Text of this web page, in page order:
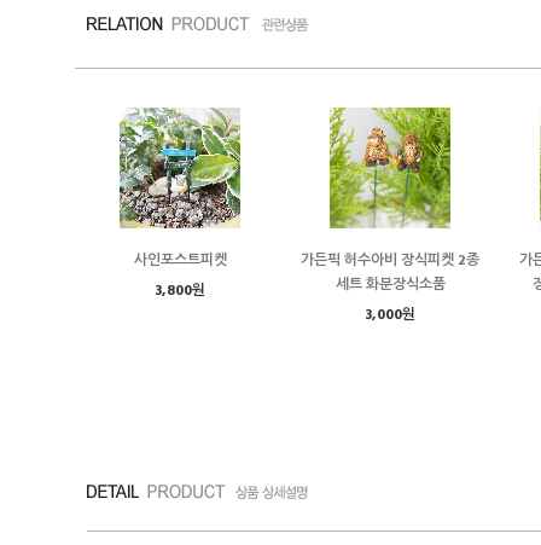
사인포스트피켓
3,800원
가든픽 허수아비 장식피켓 2종
세트 화분장식소품
3,000원
가